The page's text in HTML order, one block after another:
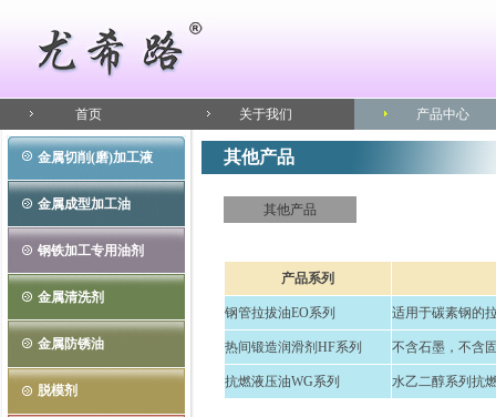
首页 关于我们 产品中心
金属切削(磨)加工液
金属成型加工油
钢铁加工专用油剂
金属清洗剂
金属防锈油
脱模剂
其他产品
其他产品
产品系列
钢管拉拔油EO系列 适用于碳素钢的
热间锻造润滑剂HF系列 不含石墨，不含
抗燃液压油WG系列 水乙二醇系列抗